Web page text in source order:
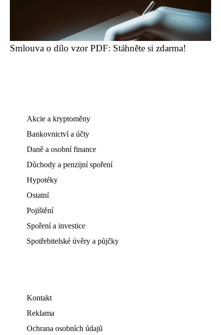
Smlouva o dílo vzor PDF: Stáhněte si zdarma!
Akcie a kryptoměny
Bankovnictví a účty
Daně a osobní finance
Důchody a penzijní spoření
Hypotéky
Ostatní
Pojištění
Spoření a investice
Spotřebitelské úvěry a půjčky
Kontakt
Reklama
Ochrana osobních údajů